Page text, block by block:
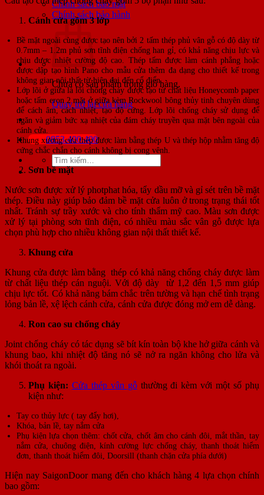
Chính sách bảo mật
Chính sách bảo hành
Chưa có sản phẩm trong giỏ hàng.
Quay trở lại cửa hàng
0853.400.400
Tìm
kiếm:
Cánh cửagồm 3 lớp
Bề mặt ngoài cùng được tạo nên bởi 2 tấm thép phủ vân gỗ có độ dày từ
0.7mm – 1.2m phủ sơn tĩnh điện chống han gỉ, có khả năng chịu lực và
chịu được nhiệt cường độ cao. Thép tấm được làm cánh phẳng hoặc
được dập tạo hình Pano cho mẫu cửa thêm đa dạng cho thiết kế trong
không gian nội thất từ hiện đại đến cổ điển.
Lớp lõi ở giữa là lõi chống cháy được tạo từ chất liệu Honeycomb paper
hoặc tấm eron 2 mặt ở giữa kèm Rockwool bông thủy tinh chuyên dùng
để cách âm, cách nhiệt, tạo độ cứng. Lớp lõi chống cháy sử dụng để
ngăn và giảm bức xạ nhiệt của đám cháy truyền qua mặt bên ngoài của
cánh cửa.
Khung xương cửa thép được làm bằng thép U và thép hộp nhằm tăng độ
cứng chắc chắn cho cánh không bị cong vênh.
Sơn bề mặt
Nước sơn được xử lý photphat hóa, tẩy dầu mỡ và gỉ sét trên bề mặt
thép. Điều này giúp bảo đảm bề mặt cửa luôn ở trong trạng thái tốt
nhất. Tránh sự trầy xước và cho tính thẩm mỹ cao. Màu sơn được
xử lý tại phòng sơn tĩnh điện, có nhiều màu sắc vân gỗ được lựa
chọn phù hợp cho nhiều không gian nội thất thiết kế.
Khung cửa
Khung cửa được làm bằng thép có khả năng chống cháy được làm
từ chất liệu thép cán nguội. Với độ dày từ 1,2 đến 1,5 mm giúp
chịu lực tốt. Có khả năng bám chắc trên tường và hạn chế tình trạng
lỏng bản lề, xệ lệch cánh cửa, cánh cửa được đóng mở em dễ dàng.
Ron cao su chống cháy
Joint chống cháy có tác dụng sẽ bít kín toàn bộ khe hở giữa cánh và
khung bao, khi nhiệt độ tăng nó sẽ nở ra ngăn không cho lửa và
khói thoát ra ngoài.
Phụ kiện: Cửa thép vân gỗthường đi kèm với một số phụ
kiện như:
Tay co thủy lực ( tay đẩy hơi),
Khóa, bản lề, tay nắm cửa
Phụ kiện lựa chọn thêm: chốt cửa, chốt âm cho cánh đôi, mắt thần, tay
nắm cửa, chuông điện, kính cường lực chống cháy, thanh thoát hiểm
đơn, thanh thoát hiểm đôi, Doorsill (thanh chặn cửa phía dưới)
Hiện nay SaigonDoor mang đến cho khách hàng 4 lựa chọn chính
bao gồm: